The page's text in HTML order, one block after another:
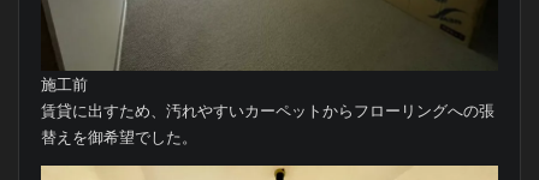
施工前
賃貸に出すため、汚れやすいカーペットからフローリングへの張
替えを御希望でした。